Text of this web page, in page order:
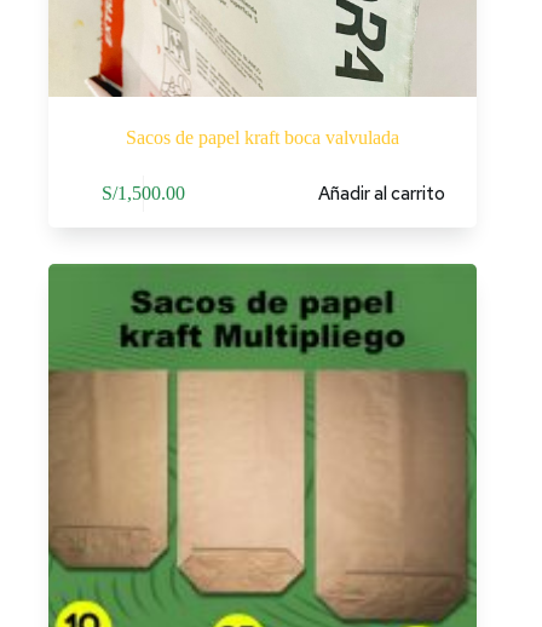
Sacos de papel kraft boca valvulada
S/1,500.00 Añadir al carrito